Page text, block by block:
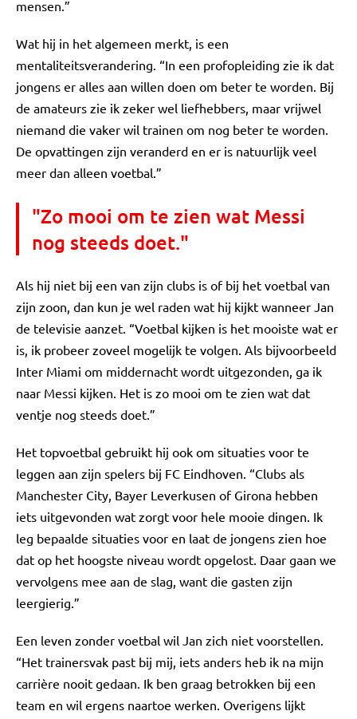
mensen.”
Wat hij in het algemeen merkt, is een
mentaliteitsverandering. “In een profopleiding zie ik dat
jongens er alles aan willen doen om beter te worden. Bij
de amateurs zie ik zeker wel liefhebbers, maar vrijwel
niemand die vaker wil trainen om nog beter te worden.
De opvattingen zijn veranderd en er is natuurlijk veel
meer dan alleen voetbal.”
"Zo mooi om te zien wat Messi
nog steeds doet."
Als hij niet bij een van zijn clubs is of bij het voetbal van
zijn zoon, dan kun je wel raden wat hij kijkt wanneer Jan
de televisie aanzet. “Voetbal kijken is het mooiste wat er
is, ik probeer zoveel mogelijk te volgen. Als bijvoorbeeld
Inter Miami om middernacht wordt uitgezonden, ga ik
naar Messi kijken. Het is zo mooi om te zien wat dat
ventje nog steeds doet.”
Het topvoetbal gebruikt hij ook om situaties voor te
leggen aan zijn spelers bij FC Eindhoven. “Clubs als
Manchester City, Bayer Leverkusen of Girona hebben
iets uitgevonden wat zorgt voor hele mooie dingen. Ik
leg bepaalde situaties voor en laat de jongens zien hoe
dat op het hoogste niveau wordt opgelost. Daar gaan we
vervolgens mee aan de slag, want die gasten zijn
leergierig.”
Een leven zonder voetbal wil Jan zich niet voorstellen.
“Het trainersvak past bij mij, iets anders heb ik na mijn
carrière nooit gedaan. Ik ben graag betrokken bij een
team en wil ergens naartoe werken. Overigens lijkt